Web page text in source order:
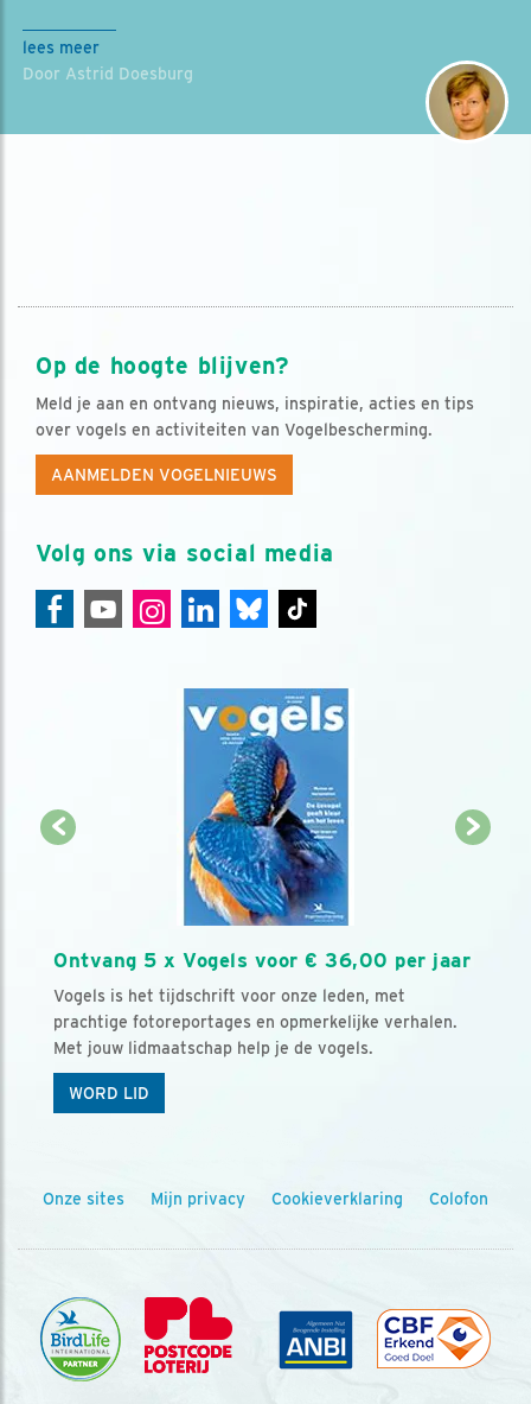
lees meer
Door Astrid Doesburg
Op de hoogte blijven?
Meld je aan en ontvang nieuws, inspiratie, acties en tips
over vogels en activiteiten van Vogelbescherming.
AANMELDEN VOGELNIEUWS
Volg ons via social media
Ontvang 5 x Vogels voor € 36,00 per jaar
Vogels is het tijdschrift voor onze leden, met
prachtige fotoreportages en opmerkelijke verhalen.
Met jouw lidmaatschap help je de vogels.
WORD LID
Onze sites Mijn privacy Cookieverklaring Colofon